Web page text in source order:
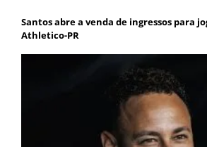
Santos abre a venda de ingressos para
Athletico-PR